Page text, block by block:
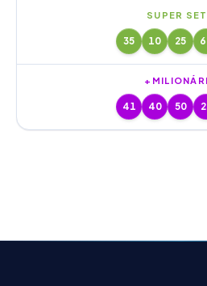
SUPER
35 10 25
41 40 50